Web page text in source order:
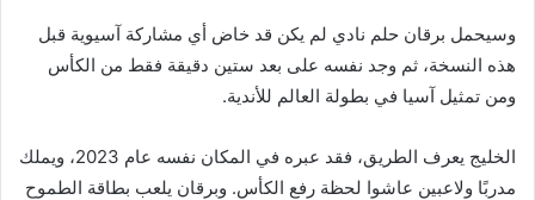
وسيحمل برقان حلم نادي لم يكن قد خاض أي مشاركة آسيوية قبل
هذه النسخة، ثم وجد نفسه على بعد ستين دقيقة فقط من الكأس
ومن تمثيل آسيا في بطولة العالم للأندية.
الخليج يعرف الطريق، فقد عبره في المكان نفسه عام 2023، ويملك
مدربًا ولاعبين عاشوا لحظة رفع الكأس. وبرقان يلعب بطاقة الطموح